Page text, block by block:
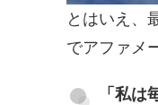
とはいえ、
でアファメ
「私は